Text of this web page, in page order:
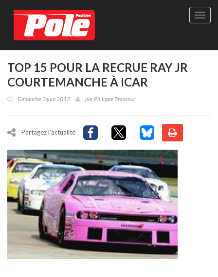
Site
TOP 15 POUR LA RECRUE RAY JR
COURTEMANCHE À ICAR
Dimanche 3 juin 2012 parPhilippe Brasseur
Partagez l'actualité